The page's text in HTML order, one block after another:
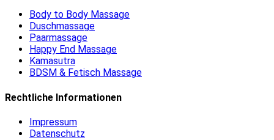
Body to Body Massage
Duschmassage
Paarmassage
Happy End Massage
Kamasutra
BDSM & Fetisch Massage
Rechtliche Informationen
Impressum
Datenschutz